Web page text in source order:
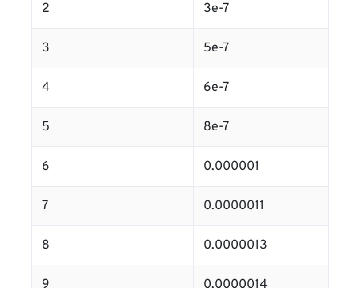
2 3e-7
3 5e-7
4 6e-7
5 8e-7
6 0.000001
7 0.0000011
8 0.0000013